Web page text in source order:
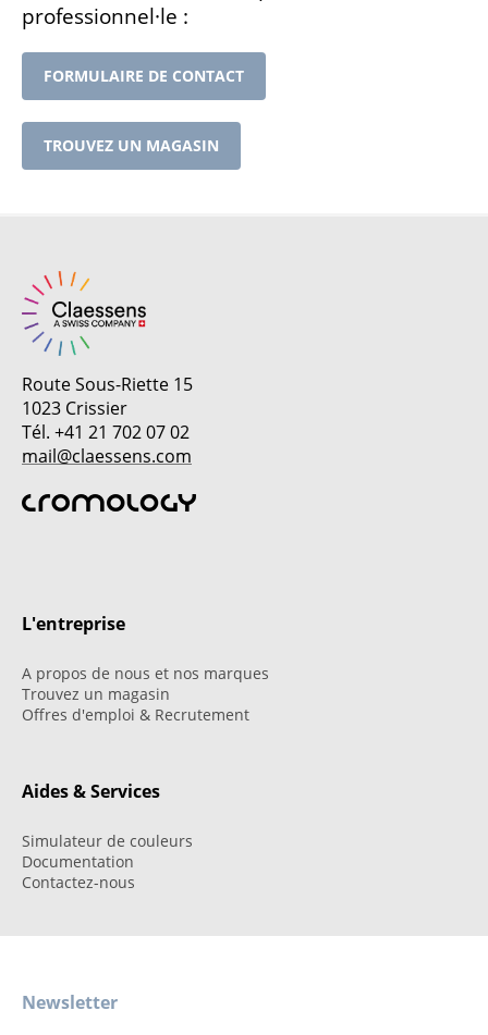
professionnel·le :
FORMULAIRE DE CONTACT
TROUVEZ UN MAGASIN
Route Sous-Riette 15
1023 Crissier
Tél. +41 21 702 07 02
mail@claessens.com
L'entreprise
A propos de nous et nos marques
Trouvez un magasin
Offres d'emploi & Recrutement
Aides & Services
Simulateur de couleurs
Documentation
Contactez-nous
Newsletter